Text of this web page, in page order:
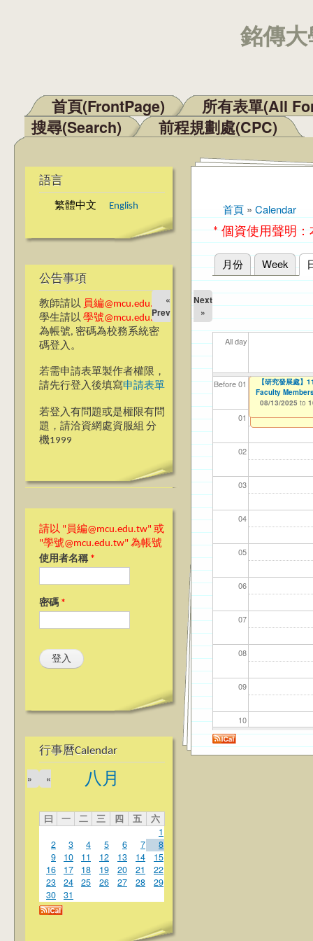
銘傳
主選單
首頁(FrontPage)
所有表單(All
搜尋(Search)
前程規劃處(CPC)
語言
繁體中文 English
公告事項
教師請以 員編@mcu.edu.tw
學生請以 學號@mcu.edu.tw
為帳號, 密碼為校務系統密
碼登入。
若需申請表單製作者權限，
請先行登入後填寫申請表單
若登入有問題或是權限有問
題，請洽資網處資服組 分
機1999
請以 "員編@mcu.edu.tw" 或
"學號@mcu.edu.tw" 為帳號
使用者名稱 *
密碼 *
行事曆Calendar
八月
«
»
曰 一 二 三 四 五
六
1
2
3 4 5 6 7
8
9
10 11 12 13 14
15
16
17 18 19 20 21
22
23
24 25 26 27 28
29
30
31
您在這裡
首頁 » Calendar
* 個資使用聲明
主要索引標籤
月份 Week
«
Prev
Next
»
All day
Before 01
01
02
03
04
05
06
07
08
09
10
11
【資網處】
整合系統～表單
03/27/2013 to
我愛銘傳我愛養
校區)
09/02/2019 to
【財務處】工讀
11/12/2021to
07/31/2027
【財
11/
114
04/
114
02/
114
03/
2025『發現銘
08/08/2025to
【研究發展處
Faculty
08/13/2025 to